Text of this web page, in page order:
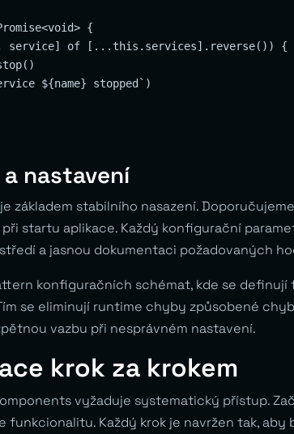
{
service] of [...this.services].reverse()) {
${name} stopped`)
nastavení
základem stabilního nasazení.
při startu aplikace. Každý konfigurační
a jasnou dokumentaci požadovaných
konfiguračních schémat, kde se definují
se eliminují runtime chyby způsobené
vazbu při nesprávném nastavení.
krok za krokem
vyžaduje systematický přístup.
funkcionalitu. Každý krok je navržen tak,